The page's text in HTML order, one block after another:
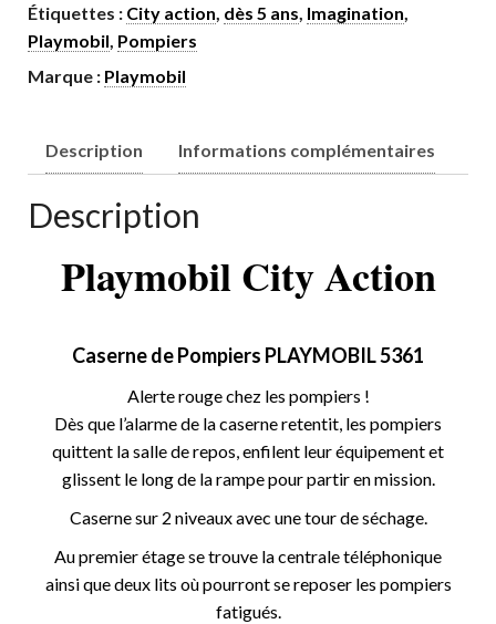
Étiquettes : City action dès 5 ans Imagination
Playmobil Pompiers
Marque : Playmobil
Description Informations complémentaires
Description
Playmobil City Action
Caserne de Pompiers PLAYMOBIL 5361
Alerte rouge chez les pompiers !
Dès que l’alarme de la caserne retentit, les pompiers
quittent la salle de repos, enfilent leur équipement et
glissent le long de la rampe pour partir en mission.
Caserne sur 2 niveaux avec une tour de séchage.
Au premier étage se trouve la centrale téléphonique
ainsi que deux lits où pourront se reposer les pompiers
fatigués.